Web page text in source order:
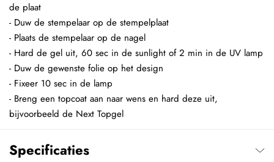
de plaat
- Duw de stempelaar op de stempelplaat
- Plaats de stempelaar op de nagel
- Hard de gel uit, 60 sec in de sunlight of 2 min in de UV lamp
- Duw de gewenste folie op het design
- Fixeer 10 sec in de lamp
- Breng een topcoat aan naar wens en hard deze uit,
bijvoorbeeld de Next Topgel
Specificaties